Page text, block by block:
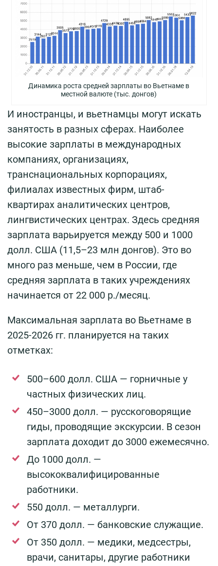
Динамика роста средней зарплаты во Вьетнаме в
местной валюте (тыс. донгов)
И иностранцы, и вьетнамцы могут искать
занятость в разных сферах. Наиболее
высокие зарплаты в международных
компаниях, организациях,
транснациональных корпорациях,
филиалах известных фирм, штаб-
квартирах аналитических центров,
лингвистических центрах. Здесь средняя
зарплата варьируется между 500 и 1000
долл. США (11,5–23 млн донгов). Это во
много раз меньше, чем в России, где
средняя зарплата в таких учреждениях
начинается от 22 000 р./месяц.
Максимальная зарплата во Вьетнаме в
2025-2026 гг. планируется на таких
отметках:
500–600 долл. США — горничные у
частных физических лиц.
450–3000 долл. — русскоговорящие
гиды, проводящие экскурсии. В сезон
зарплата доходит до 3000 ежемесячно.
До 1000 долл. —
высококвалифицированные
работники.
550 долл. — металлурги.
От 370 долл. — банковские служащие.
От 350 долл. — медики, медсестры,
врачи, санитары, другие работники